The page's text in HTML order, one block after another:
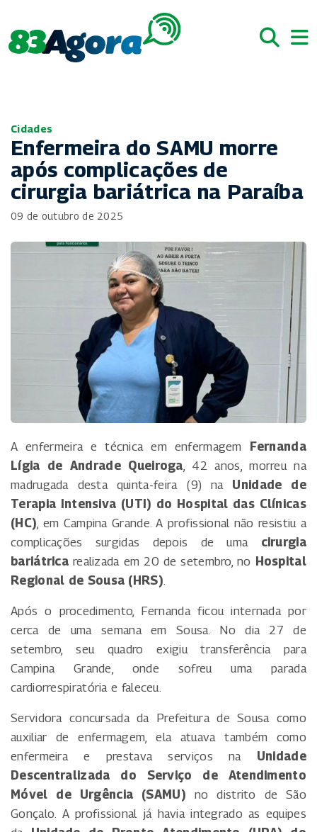
Cidades
Enfermeira do SAMU morre
após complicações de
cirurgia bariátrica na Paraíba
09 de outubro de 2025
A enfermeira e técnica em enfermagem Fernanda
Lígia de Andrade Queiroga , 42 anos, morreu na
madrugada desta quinta-feira (9) na Unidade de
Terapia Intensiva (UTI) do Hospital das Clínicas
(HC) , em Campina Grande. A profissional não resistiu a
complicações surgidas depois de uma cirurgia
bariátrica realizada em 20 de setembro, no Hospital
Regional de Sousa (HRS)
Após o procedimento, Fernanda ficou internada por
cerca de uma semana em Sousa. No dia 27 de
setembro, seu quadro exigiu transferência para
Campina Grande, onde sofreu uma parada
cardiorrespiratória e faleceu.
Servidora concursada da Prefeitura de Sousa como
auxiliar de enfermagem, ela atuava também como
enfermeira e prestava serviços na Unidade
Descentralizada do Serviço de Atendimento
Móvel de Urgência (SAMU) no distrito de São
Gonçalo. A profissional já havia integrado as equipes